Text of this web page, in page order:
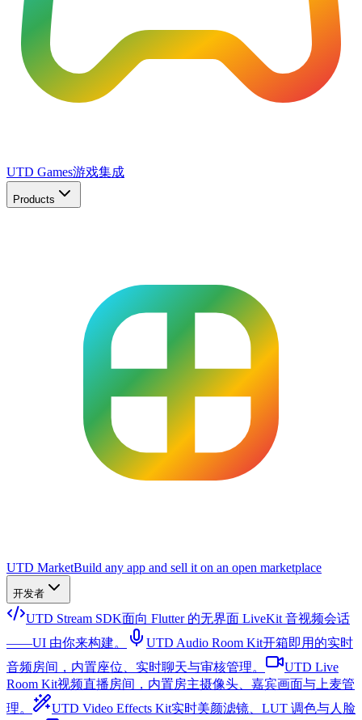
UTD Games游戏集成
Products
UTD MarketBuild any app and sell it on an open marketplace
开发者
UTD Stream SDK面向 Flutter 的无界面 LiveKit 音视频会话
——UI 由你来构建。
UTD Audio Room Kit开箱即用的实时
音频房间，内置座位、实时聊天与审核管理。
UTD Live
Room Kit视频直播房间，内置房主摄像头、嘉宾画面与上麦管
理。
UTD Video Effects Kit实时美颜滤镜、LUT 调色与人脸